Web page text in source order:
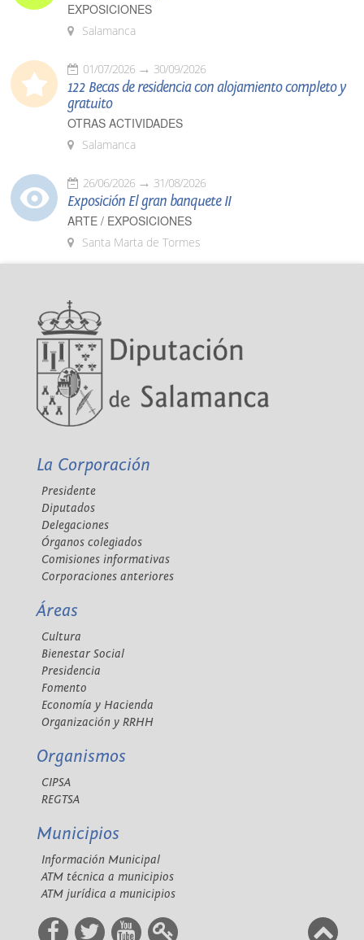
EXPOSICIONES
Salamanca
01/07/2026 30/09/2026
122 Becas de residencia con alojamiento completo y
gratuito
OTRAS ACTIVIDADES
Salamanca
26/06/2026 31/08/2026
Exposición El gran banquete II
ARTE / EXPOSICIONES
Santa Marta de Tormes
La Corporación
Presidente
Diputados
Delegaciones
Órganos colegiados
Comisiones informativas
Corporaciones anteriores
Áreas
Cultura
Bienestar Social
Presidencia
Fomento
Economía y Hacienda
Organización y RRHH
Organismos
CIPSA
REGTSA
Municipios
Información Municipal
ATM técnica a municipios
ATM jurídica a municipios